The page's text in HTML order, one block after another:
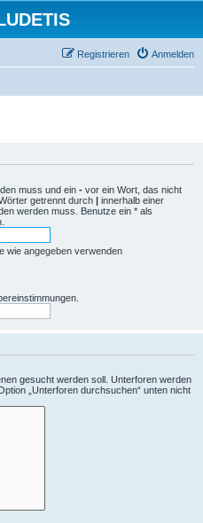
Anmelden
Registrieren
muss und ein - vor ein Wort, das nicht
getrennt durch | innerhalb einer
werden muss. Benutze ein * als
wie angegeben verwenden
gesucht werden soll. Unterforen werden
„Unterforen durchsuchen“ unten nicht